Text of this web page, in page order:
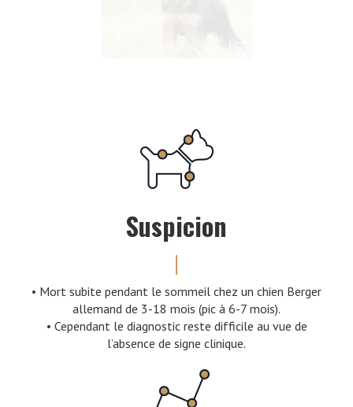
Suspicion
• Mort subite pendant le sommeil chez un chien Berger
allemand de 3-18 mois (pic à 6-7 mois).
• Cependant le diagnostic reste difficile au vue de
l’absence de signe clinique.